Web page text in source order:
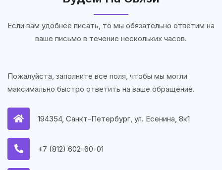
Если вам удобнее писать, то мы обязательно ответим на
ваше письмо в течение нескольких часов.
Пожалуйста, заполните все поля, чтобы мы могли
максимально быстро ответить на ваше обращение.
194354, Санкт-Петербург, ул. Есенина, 8к1
+7 (812) 602-60-01